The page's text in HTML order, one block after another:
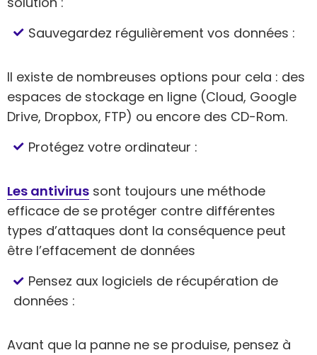
Sauvegardez régulièrement vos données :
Il existe de nombreuses options pour cela : des
espaces de stockage en ligne (Cloud, Google
Drive, Dropbox, FTP) ou encore des CD-Rom.
Protégez votre ordinateur :
Les antivirus sont toujours une méthode
efficace de se protéger contre différentes
types d’attaques dont la conséquence peut
être l’effacement de données
Pensez aux logiciels de récupération de
données :
Avant que la panne ne se produise, pensez à